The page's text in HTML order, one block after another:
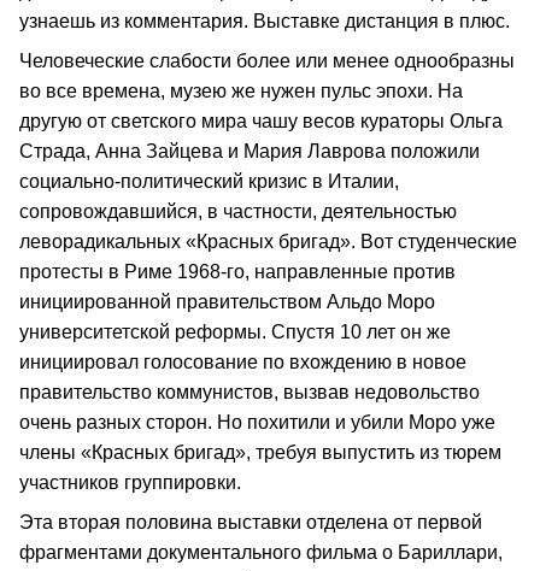
узнаешь из комментария. Выставке дистанция в плюс.
Человеческие слабости более или менее однообразны
во все времена, музею же нужен пульс эпохи. На
другую от светского мира чашу весов кураторы Ольга
Страда, Анна Зайцева и Мария Лаврова положили
социально-политический кризис в Италии,
сопровождавшийся, в частности, деятельностью
леворадикальных «Красных бригад». Вот студенческие
протесты в Риме 1968-го, направленные против
инициированной правительством Альдо Моро
университетской реформы. Спустя 10 лет он же
инициировал голосование по вхождению в новое
правительство коммунистов, вызвав недовольство
очень разных сторон. Но похитили и убили Моро уже
члены «Красных бригад», требуя выпустить из тюрем
участников группировки.
Эта вторая половина выставки отделена от первой
фрагментами документального фильма о Бариллари,